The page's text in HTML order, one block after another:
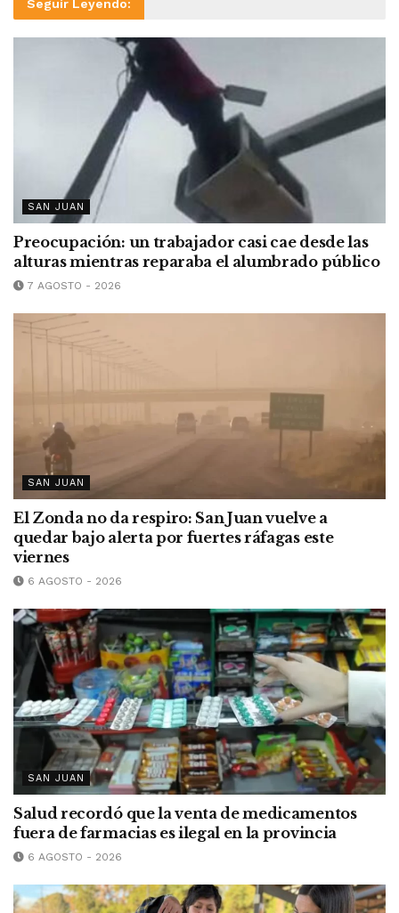
Seguir Leyendo:
SAN JUAN
Preocupación: un trabajador casi cae desde las
alturas mientras reparaba el alumbrado público
7 AGOSTO - 2026
SAN JUAN
El Zonda no da respiro: San Juan vuelve a
quedar bajo alerta por fuertes ráfagas este
viernes
6 AGOSTO - 2026
SAN JUAN
Salud recordó que la venta de medicamentos
fuera de farmacias es ilegal en la provincia
6 AGOSTO - 2026